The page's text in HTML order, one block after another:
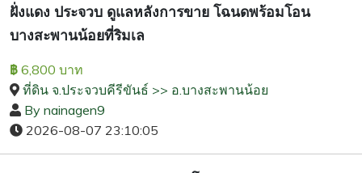
ฝั่งแดง ประจวบ ดูแลหลังการขาย โฉนดพร้อมโอน
บางสะพานน้อยที่ริมเล
฿ 6,800 บาท
ที่ดิน จ.ประจวบคีรีขันธ์ >> อ.บางสะพานน้อย
By nainagen9
2026-08-07 23:10:05